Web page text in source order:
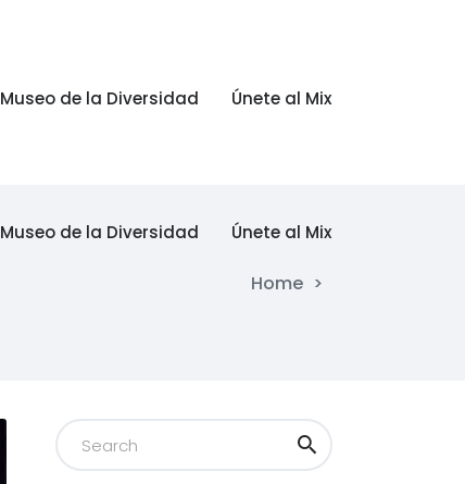
Museo de la Diversidad Únete al Mix
Museo de la Diversidad Únete al Mix
Home >